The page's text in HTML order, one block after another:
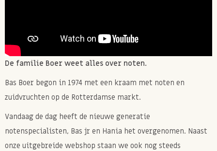
De familie Boer weet alles over noten.
Bas Boer begon in 1974 met een kraam met noten en
zuidvruchten op de Rotterdamse markt.
Vandaag de dag heeft de nieuwe generatie
notenspecialisten, Bas jr en Hania het overgenomen. Naast
onze uitgebreide webshop staan we ook nog steeds